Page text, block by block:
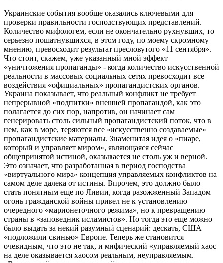
Украинские события вообще оказались ключевыми для
проверки правильности господствующих представлений.
Количество мифологем, если не окончательно рухнувших, то
серьезно пошатнувшихся, в этом году, по моему скромному
мнению, превосходит результат пресловутого «11 сентября».
Что стоит, скажем, уже указанный мной эффект
«уничтожения пропаганды» - когда количество искусственной
реальности в массовых социальных сетях превосходит все
воздействия «официальных» пропагандистских органов.
Украина показывает, что реальный конфликт не требует
непрерывной «подпитки» внешней пропагандой, как это
полагается до сих пор, напротив, он начинает сам
генерировать столь сильный пропагандистский поток, что в
нем, как в море, теряются все «искусственно создаваемые»
пропагандистские материалы. Знаменитая идея о «пиаре,
который и управляет миром», являющаяся сейчас
общепринятой истиной, оказывается не столь уж и верной.
Это означает, что разработанная в период господства
«виртуального мира» концепция управляемых конфликтов на
самом деле далека от истины. Впрочем, это должно было
стать понятным еще по Ливии, когда разожженный Западом
огонь гражданской войны привел не к установлению
очередного «марионеточного режима», но к превращению
страны в «заповедник исламистов». Но тогда это еще можно
было выдать за некий разумный сценарий: дескать, США
«подложили свинью» Европе. Теперь же становится
очевидным, что это не так, и мифический «управляемый хаос
на деле оказывается хаосом реальным, неуправляемым.